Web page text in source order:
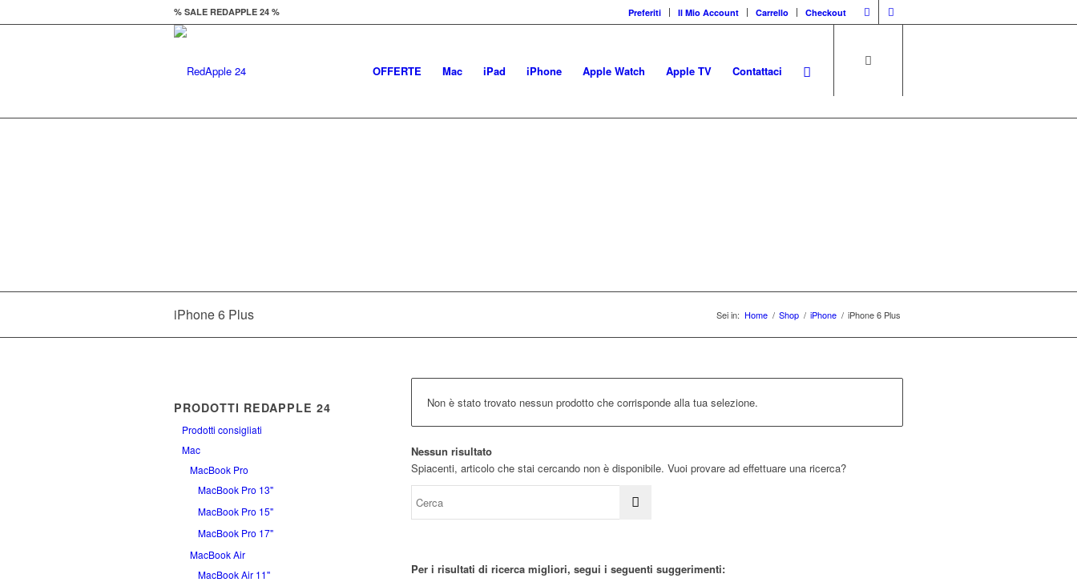
Preferiti Il Mio Account Carrello Checkout
% SALE REDAPPLE 24 %
OFFERTE Mac iPad iPhone Apple Watch Apple TV Contattaci
iPhone 6 Plus Sei in: Home / Shop / iPhone / iPhone 6 Plus
Non è stato trovato nessun prodotto che corrisponde alla tua selezione.
Nessun risultato
Spiacenti, articolo che stai cercando non è disponibile. Vuoi provare ad effettuare una ricerca?
Per i risultati di ricerca migliori, segui i seguenti suggerimenti:
PRODOTTI REDAPPLE 24
Prodotti consigliati
Mac
MacBook Pro
MacBook Pro 13"
MacBook Pro 15"
MacBook Pro 17"
MacBook Air
MacBook Air 11''